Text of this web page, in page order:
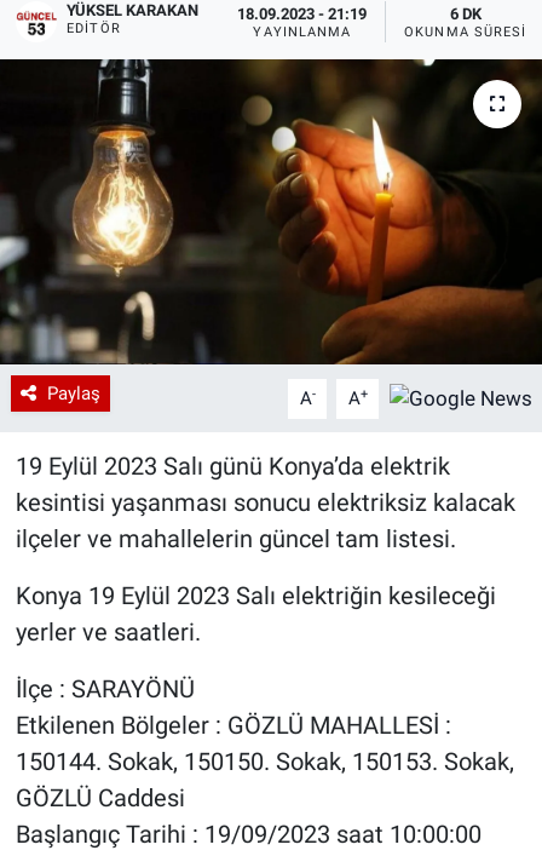
YÜKSEL KARAKAN
EDITÖR
18.09.2023 - 21:19
YAYINLANMA
6 DK
OKUNMA SÜRESI
Paylaş A- A+
19 Eylül 2023 Salı günü Konya’da elektrik
kesintisi yaşanması sonucu elektriksiz kalacak
ilçeler ve mahallelerin güncel tam listesi.
Konya 19 Eylül 2023 Salı elektriğin kesileceği
yerler ve saatleri.
İlçe : SARAYÖNÜ
Etkilenen Bölgeler : GÖZLÜ MAHALLESİ :
150144. Sokak, 150150. Sokak, 150153. Sokak,
GÖZLÜ Caddesi
Başlangıç Tarihi : 19/09/2023 saat 10:00:00